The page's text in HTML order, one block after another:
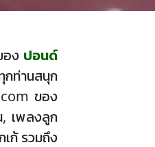
อง ปอนด์
กท่านสนุก
ของ
, เพลงลูก
ก้ รวมถึง